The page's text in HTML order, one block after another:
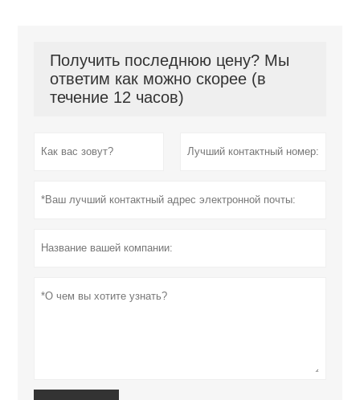
Получить последнюю цену? Мы
ответим как можно скорее (в
течение 12 часов)